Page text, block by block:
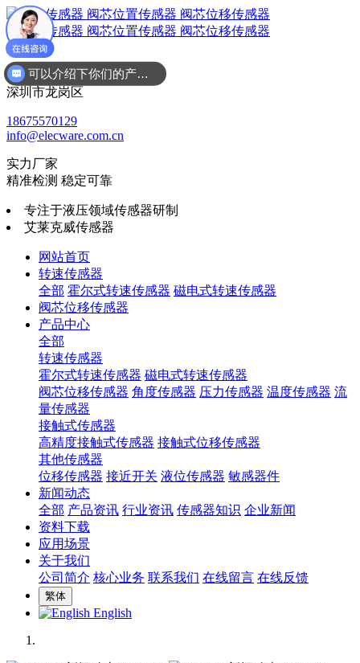
广东省
深圳市龙岗区
18675570129
info@elecware.com.cn
实力厂家
精准检测 稳定可靠
专注于液压领域传感器研制
艾莱克威传感器
网站首页
转速传感器
全部 霍尔式转速传感器 磁电式转速传感器
阀芯位移传感器
产品中心
全部
转速传感器
霍尔式转速传感器 磁电式转速传感器
阀芯位移传感器 角度传感器 压力传感器 温度传感器 流
量传感器
接触式传感器
高精度接触式传感器 接触式位移传感器
其他传感器
位移传感器 接近开关 液位传感器 敏感器件
新闻动态
全部 产品资讯 行业资讯 传感器知识 企业新闻
资料下载
应用场景
关于我们
公司简介 核心业务 联系我们 在线留言 在线反馈
繁体
English
可以介绍下你们的产品么